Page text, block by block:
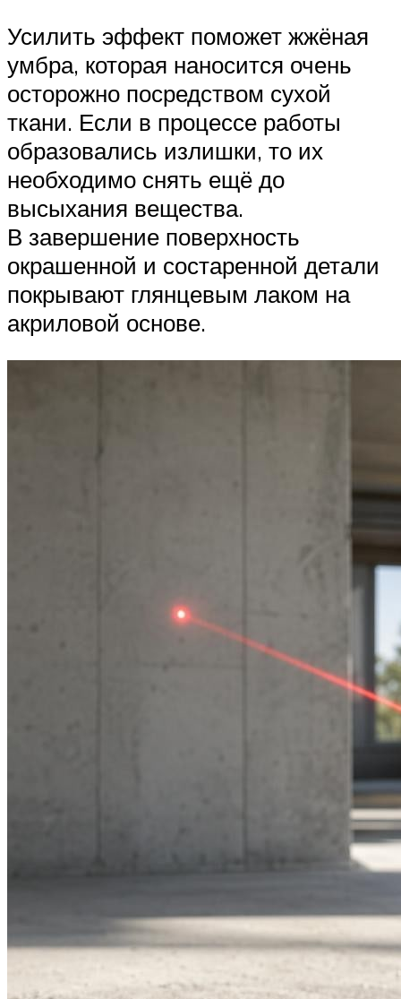
Усилить эффект поможет жжёная
умбра, которая наносится очень
осторожно посредством сухой
ткани. Если в процессе работы
образовались излишки, то их
необходимо снять ещё до
высыхания вещества.
В завершение поверхность
окрашенной и состаренной детали
покрывают глянцевым лаком на
акриловой основе.